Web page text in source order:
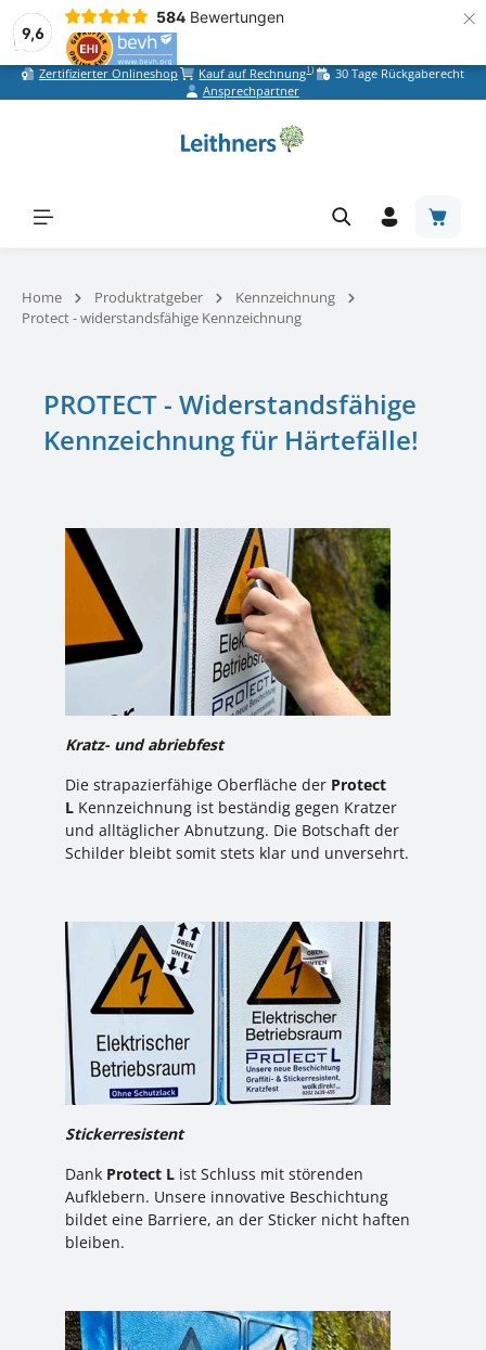
9,6
584 Bewertungen ×
Zum Hauptinhalt springen
Zertifizierter Onlineshop Kauf auf Rechnung1)
30 Tage Rückgaberecht
Ansprechpartner
Home Produktratgeber
Kennzeichnung
Protect - widerstandsfähige Kennzeichnung
PROTECT - Widerstandsfähige
Kennzeichnung für Härtefälle!
Kratz- und abriebfest
Die strapazierfähige Oberfläche der Protect
L Kennzeichnung ist beständig gegen Kratzer
und alltäglicher Abnutzung. Die Botschaft der
Schilder bleibt somit stets klar und unversehrt.
Stickerresistent
Dank Protect L ist Schluss mit störenden
Aufklebern. Unsere innovative Beschichtung
bildet eine Barriere, an der Sticker nicht haften
bleiben.